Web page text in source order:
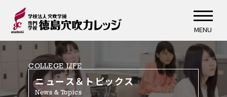
MENU
COLLEGE LIFE
ニュース＆トピックス
News & Topics